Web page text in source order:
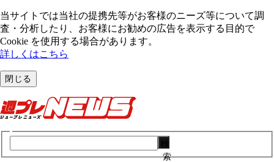
当サイトでは当社の提携先等がお客様のニーズ等について調
査・分析したり、お客様にお勧めの広告を表⽰する⽬的で
Cookie を使⽤する場合があります。
詳しくはこちら
閉じる
索